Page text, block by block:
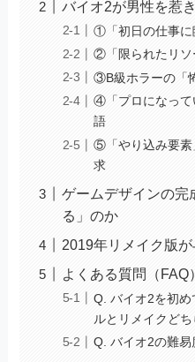
バイオ2が男性を惹
①「初日の仕事に
②「限られたリソ
③B級ホラーの「
④「プロになって
語
⑤「やり込み要素
求
ゲームデザインの完
る」のか
2019年リメイク版
よくある質問（FAQ）
Q. バイオ2を初
ルとリメイクどち
Q. バイオ2の難易